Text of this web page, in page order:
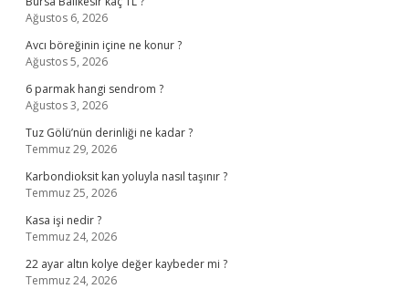
Ağustos 6, 2026
Avcı böreğinin içine ne konur ?
Ağustos 5, 2026
6 parmak hangi sendrom ?
Ağustos 3, 2026
Tuz Gölü’nün derinliği ne kadar ?
Temmuz 29, 2026
Karbondioksit kan yoluyla nasıl taşınır ?
Temmuz 25, 2026
Kasa işi nedir ?
Temmuz 24, 2026
22 ayar altın kolye değer kaybeder mi ?
Temmuz 24, 2026